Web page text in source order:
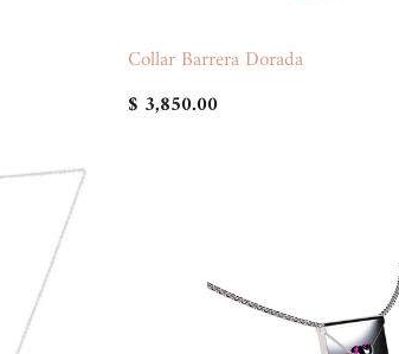
Collar Barrera Dorada
$ 3,850.00